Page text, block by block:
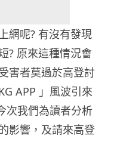
網呢? 有沒有發現
? 原來這種情況會
害者莫過於高登討
APP 」風波引來
次我們為讀者分析
影響，及請來高登